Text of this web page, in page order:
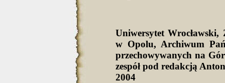
Uniwersytet
w Opolu, Archiwum
przechowywanych na
zespół pod redakcją
2004